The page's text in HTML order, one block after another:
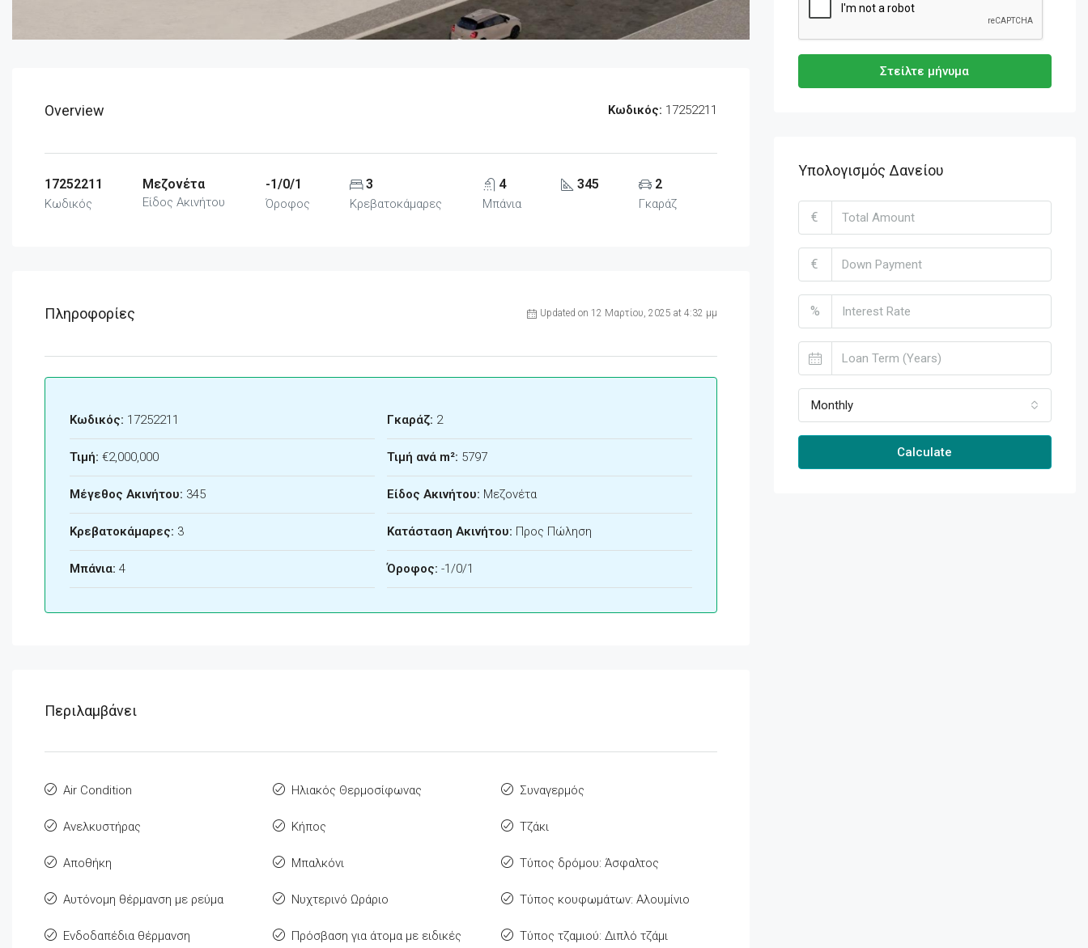
Overview Κωδικός: 17252211
17252211
Κωδικός
Μεζονέτα
Είδος Ακινήτου
-1/0/1
Όροφος
3
Κρεβατοκάμαρες
4
Μπάνια
345 2
Γκαράζ
Πληροφορίες Updated on 12 Μαρτίου, 2025 at 4:32 μμ
Κωδικός: 17252211
Τιμή: €2,000,000
Μέγεθος Ακινήτου: 345
Κρεβατοκάμαρες: 3
Μπάνια: 4
Γκαράζ: 2
Τιμή ανά m²: 5797
Είδος Ακινήτου: Μεζονέτα
Κατάσταση Ακινήτου: Προς Πώληση
Όροφος: -1/0/1
Περιλαμβάνει
Air Condition
Ανελκυστήρας
Αποθήκη
Αυτόνομη θέρμανση με ρεύμα
Ενδοδαπέδια θέρμανση
Ηλιακός Θερμοσίφωνας
Κήπος
Μπαλκόνι
Νυχτερινό Ωράριο
Πρόσβαση για άτομα με ειδικές
Συναγερμός
Τζάκι
Τύπος δρόμου: Άσφαλτος
Τύπος κουφωμάτων: Αλουμίνιο
Τύπος τζαμιού: Διπλό τζάμι
Στείλτε μήνυμα
Υπολογισμός Δανείου
€
€
%
Monthly
Calculate